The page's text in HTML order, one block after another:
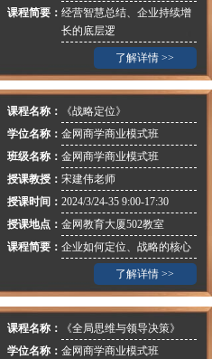
课程简要：经营智慧总结、企业持续增
长的底层逻
了解详情 >>
课程名称：
《战略定位》
学位名称：金网商学商业模式班
班级名称：金网商学商业模式班
授课教授：宋建伟老师
授课时间：2024/3/24-35 9:00-17:30
授课地点：金网教育大厦502教室
课程简要：企业如何定位、战略的核心
了解详情 >>
课程名称：
《全局思维与领导决策》
学位名称：金网商学商业模式班